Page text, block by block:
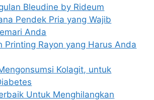
Bleudine by Rideum
Pendek Pria yang Wajib
Anda
Printing Rayon yang Harus Anda
Kolagit, untuk
Untuk Menghilangkan